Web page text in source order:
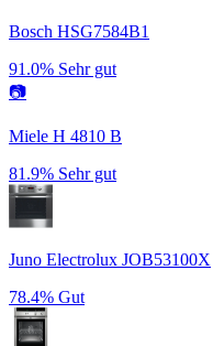
Bosch HSG7584B1
91.0% Sehr gut
📷
Miele H 4810 B
81.9% Sehr gut
Juno Electrolux JOB53100X
78.4% Gut